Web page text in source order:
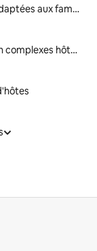
Locations adaptées aux familles
Locations en complexes hôteliers